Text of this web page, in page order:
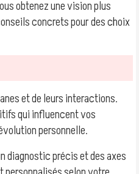
obtenez une vision plus
concrets pour des choix
et de leurs interactions.
qui influencent vos
personnelle.
diagnostic précis et des axes